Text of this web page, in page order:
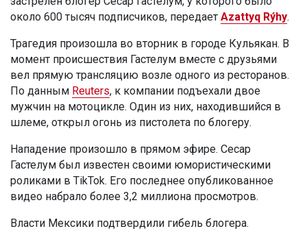
около 600 тысяч подписчиков, передает Azattyq Rýhy.
Трагедия произошла во вторник в городе Кульякан. В
момент происшествия Гастелум вместе с друзьями
вел прямую трансляцию возле одного из ресторанов.
По данным Reuters, к компании подъехали двое
мужчин на мотоцикле. Один из них, находившийся в
шлеме, открыл огонь из пистолета по блогеру.
Нападение произошло в прямом эфире. Сесар
Гастелум был известен своими юмористическими
роликами в TikTok. Его последнее опубликованное
видео набрало более 3,2 миллиона просмотров.
Власти Мексики подтвердили гибель блогера.